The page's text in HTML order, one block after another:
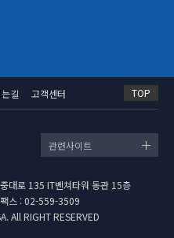
길 고객센터
대로 135 IT벤쳐타워 동관 15층
팩스 : 02-559-3509
All RIGHT RESERVED
관련사이트
TOP